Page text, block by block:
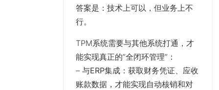
答案是：技术上可以，但业务上不
行。
TPM系统需要与其他系统打通，才
能实现真正的”全闭环管理”：
– 与ERP集成 ：获取财务凭证、应收
账款数据，才能实现自动核销和对